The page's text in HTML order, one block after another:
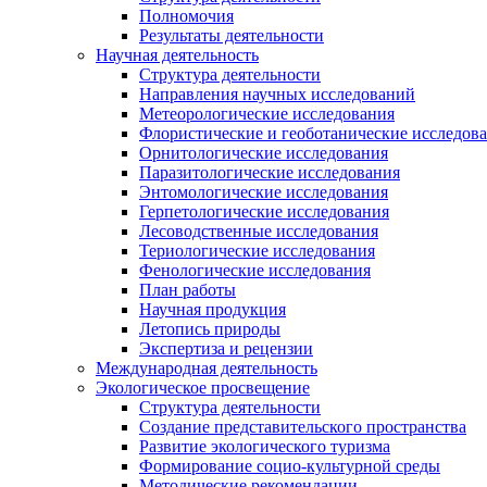
Полномочия
Результаты деятельности
Научная деятельность
Структура деятельности
Направления научных исследований
Метеорологические исследования
Флористические и геоботанические
Орнитологические исследования
Паразитологические исследования
Энтомологические исследования
Герпетологические исследования
Лесоводственные исследования
Териологические исследования
Фенологические исследования
План работы
Научная продукция
Летопись природы
Экспертиза и рецензии
Международная деятельность
Экологическое просвещение
Структура деятельности
Создание представительского пространства
Развитие экологического туризма
Формирование социо-культурной среды